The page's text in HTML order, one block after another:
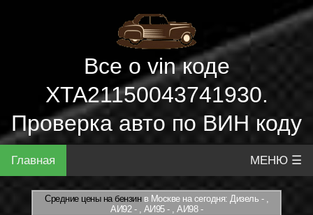
Все о vin коде
XTA21150043741930.
Проверка авто по ВИН коду
Главная МЕНЮ ☰
Средние цены на бензинв Москве на сегодня: Дизель - ,
АИ92 - , АИ95 - , АИ98 -